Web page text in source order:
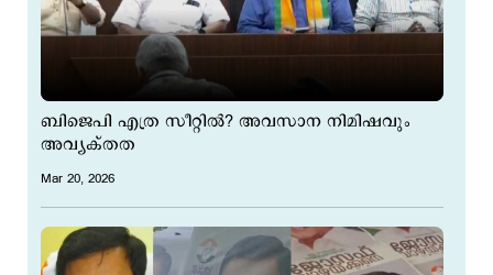
ബിജെപി എത്ര സീറ്റില്‍? അവസാന നിമിഷവും
അവ്യക്തത
Mar 20, 2026